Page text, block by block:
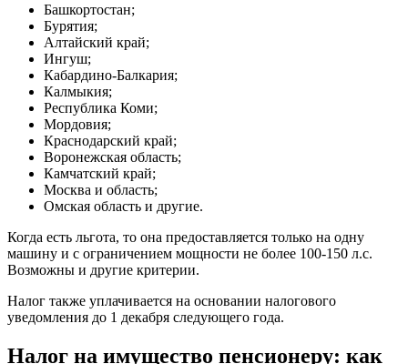
Башкортостан;
Бурятия;
Алтайский край;
Ингуш;
Кабардино-Балкария;
Калмыкия;
Республика Коми;
Мордовия;
Краснодарский край;
Воронежская область;
Камчатский край;
Москва и область;
Омская область и другие.
Когда есть льгота, то она предоставляется только на одну
машину и с ограничением мощности не более 100-150 л.с.
Возможны и другие критерии.
Налог также уплачивается на основании налогового
уведомления до 1 декабря следующего года.
Налог на имущество пенсионеру: как